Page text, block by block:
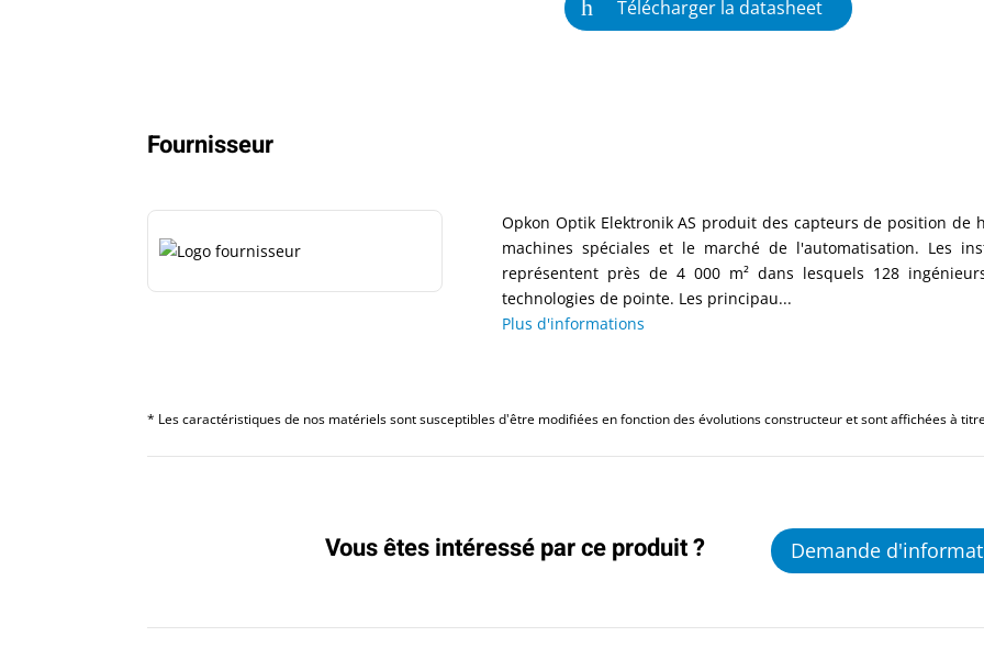
Télécharger la datasheet
Fournisseur
Opkon Optik Elektronik AS produit des capteurs de position
machines spéciales et le marché de l'automatisation. Les
représentent près de 4 000 m² dans lesquels 128
technologies de pointe. Les principau...
Plus d'informations
* Les caractéristiques de nos matériels sont susceptibles d'être modifiées en fonction des évolutions constructeur et sont affichées à
Vous êtes intéressé par ce produit ? Demande